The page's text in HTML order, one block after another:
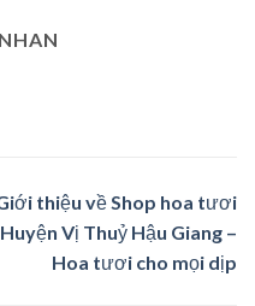
thiệu về Shop hoa tươi
Huyện Vị Thuỷ Hậu Giang –
Hoa tươi cho mọi dịp